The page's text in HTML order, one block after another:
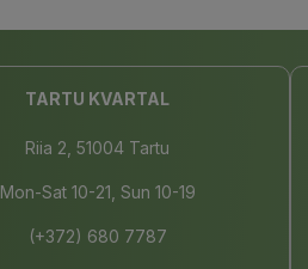
TARTU KVARTAL
Riia 2, 51004 Tartu
Mon-Sat 10-21, Sun 10-19
(+372) 680 7787